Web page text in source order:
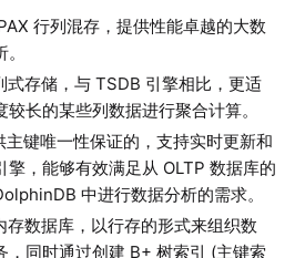
行列混存，提供性能卓越的大数
式存储，与 TSDB 引擎相比，更适
长的某些列数据进行聚合计算。
主键唯一性保证的，支持实时更新和
擎，能够有效满足从 OLTP 数据库的
中进行数据分析的需求。
存数据库，以行存的形式来组织数
，同时通过创建 B+ 树索引 (主键索